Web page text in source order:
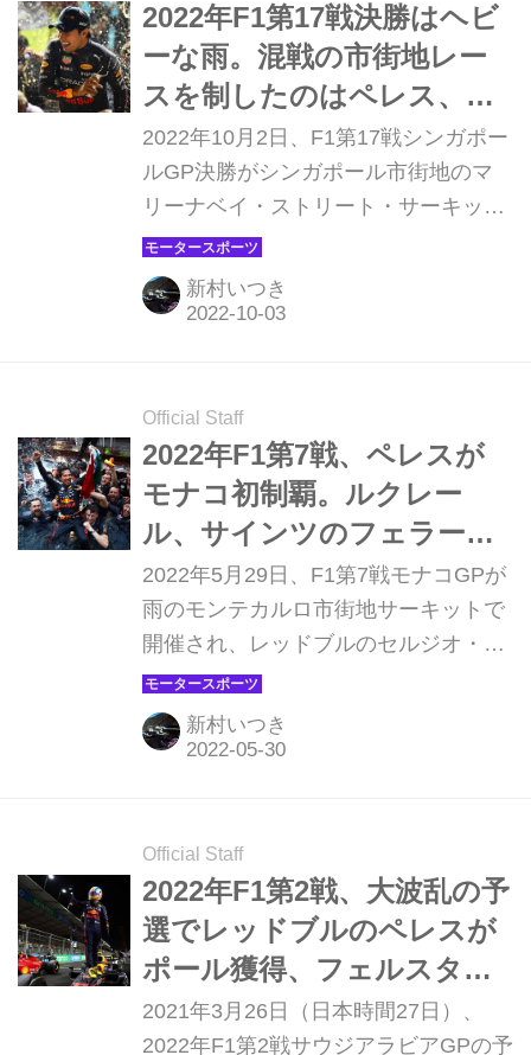
2022年F1第17戦決勝はヘビ
ーな雨。混戦の市街地レー
スを制したのはペレス、フ
ェルスタッペンは7位に【シ
ンガポールGP】
2022年10月2日、F1第17戦シンガポー
ルGP決勝がシンガポール市街地のマ
リーナベイ・ストリート・サーキット
で行われ、レッドブルのセルジオ・ペ
レスが優勝、2位にはフェラーリのシ
ャルル・ルクレール、3位にもフェラ
ペンは7位、アルファタウリの角田裕
毅はリタイアに終わった。
新村いつき
Official Staff
2022年F1第7戦、ペレスが
モナコ初制覇。ルクレー
ル、サインツのフェラーリ
勢を抑えた戦略【モナコGP
決勝】
2022年5月29日、F1第7戦モナコGPが
雨のモンテカルロ市街地サーキットで
開催され、レッドブルのセルジオ・ペ
レスが優勝、フェラーリのカルロス・
サインツが2位、レッドブルのマック
ス・フェルスタッペンが3位となっ
新村いつき
Official Staff
2022年F1第2戦、大波乱の予
選でレッドブルのペレスが
ポール獲得、フェルスタッ
ペンは4番手。ハミルトンは
想定外の結果に【サウジア
2021年3月26日（日本時間27日）、
2022年F1第2戦サウジアラビアGPの予